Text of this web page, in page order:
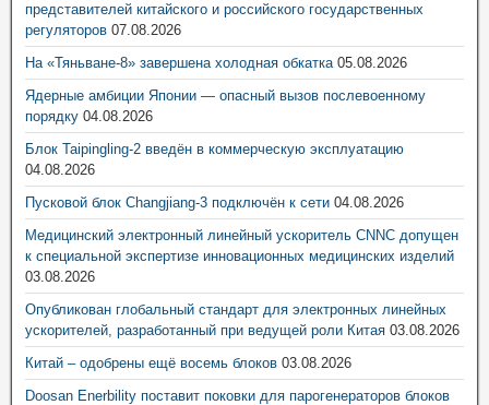
представителей китайского и российского государственных
регуляторов 07.08.2026
На «Тяньване-8» завершена холодная обкатка 05.08.2026
Ядерные амбиции Японии — опасный вызов послевоенному
порядку 04.08.2026
Блок Taipingling-2 введён в коммерческую эксплуатацию
04.08.2026
Пусковой блок Changjiang-3 подключён к сети 04.08.2026
Медицинский электронный линейный ускоритель CNNC допущен
к специальной экспертизе инновационных медицинских изделий
03.08.2026
Опубликован глобальный стандарт для электронных линейных
ускорителей, разработанный при ведущей роли Китая 03.08.2026
Китай – одобрены ещё восемь блоков 03.08.2026
Doosan Enerbility поставит поковки для парогенераторов блоков